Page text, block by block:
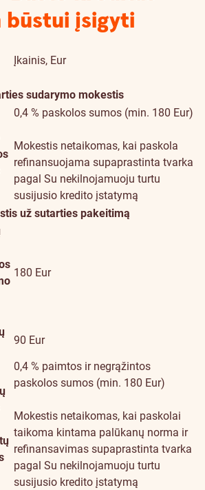
būstui įsigyti
Įkainis, Eur
sudarymo mokestis
0,4 % paskolos sumos (min. 180 Eur)
Mokestis netaikomas, kai paskola
refinansuojama supaprastinta tvarka
pagal Su nekilnojamuoju turtu
susijusio kredito įstatymą
už sutarties pakeitimą
180 Eur
90 Eur
0,4 % paimtos ir negrąžintos
paskolos sumos (min. 180 Eur)
Mokestis netaikomas, kai paskolai
taikoma kintama palūkanų norma ir
refinansavimas supaprastinta tvarka
pagal Su nekilnojamuoju turtu
susijusio kredito įstatymą